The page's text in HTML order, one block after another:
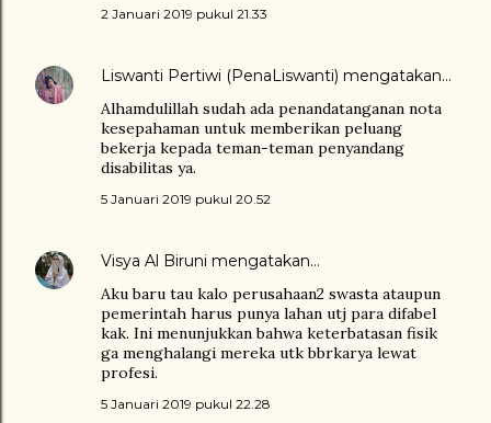
2 Januari 2019 pukul 21.33
Liswanti Pertiwi (PenaLiswanti) mengatakan…
Alhamdulillah sudah ada penandatanganan nota
kesepahaman untuk memberikan peluang
bekerja kepada teman-teman penyandang
disabilitas ya.
5 Januari 2019 pukul 20.52
Visya Al Biruni mengatakan…
Aku baru tau kalo perusahaan2 swasta ataupun
pemerintah harus punya lahan utj para difabel
kak. Ini menunjukkan bahwa keterbatasan fisik
ga menghalangi mereka utk bbrkarya lewat
profesi.
5 Januari 2019 pukul 22.28